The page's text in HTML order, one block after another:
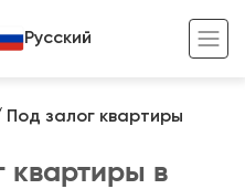
Русский
Под залог квартиры
квартиры в